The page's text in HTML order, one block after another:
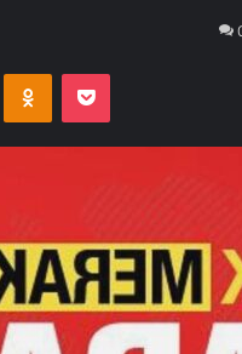
Odnoklassniki
Pocket